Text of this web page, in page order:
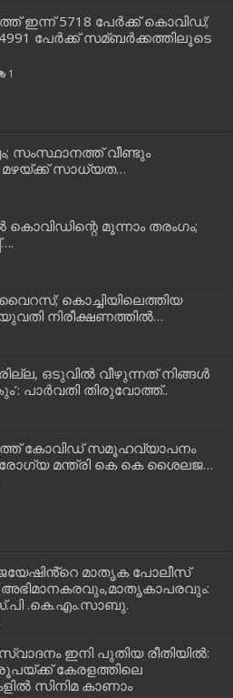
ഇന്ന് 5718 പേര്‍ക്ക് കൊവിഡ്;
പേര്‍ക്ക് സമ്ബര്‍ക്കത്തിലൂടെ
1
സം​സ്ഥാ​ന​ത്ത് വീ​ണ്ടും
സാധ്യത…
മൂന്നാം തരംഗം;
കൊച്ചിയിലെത്തിയ
നിരീക്ഷണത്തില്‍…
ഒടുവില്‍ വീഴുന്നത് നിങ്ങള്‍
പാര്‍വതി തിരുവോത്ത്..
കോവിഡ് സമൂഹവ്യാപനം
മന്ത്രി കെ കെ ശൈലജ…
മാതൃക പോലീസ്
.കെ.എം.സാബു.
ഇനി പുതിയ രീതിയിൽ:
കേരളത്തിലെ
സിനിമ കാണാം